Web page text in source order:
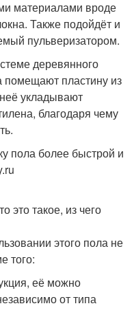
материалами вроде
Также подойдёт и
пульверизатором.
деревянного
помещают пластину из
укладывают
благодаря чему
пола более быстрой и
это такое, из чего
этого пола не
того:
её можно
от типа